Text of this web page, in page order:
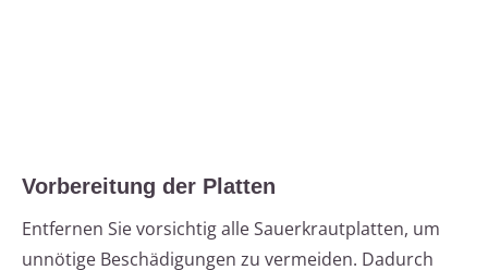
Vorbereitung der Platten
Entfernen Sie vorsichtig alle Sauerkrautplatten, um
unnötige Beschädigungen zu vermeiden. Dadurch